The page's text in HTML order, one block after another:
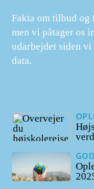
Fakta om tilbud og
men vi påtager os
udarbejdet siden vi
data.